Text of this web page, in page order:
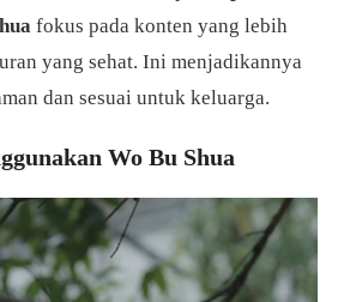
fokus pada konten yang lebih
yang sehat. Ini menjadikannya
dan sesuai untuk keluarga.
Wo Bu Shua